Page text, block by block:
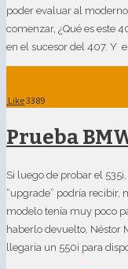
poder evaluar al
comenzar, ¿Qué es este
en el sucesor del 407. Y
Like3389
Prueba
Si luego de probar el
“upgrade” podría
modelo tenía muy poco
haberlo devuelto, Néstor
llegaría un 550i para